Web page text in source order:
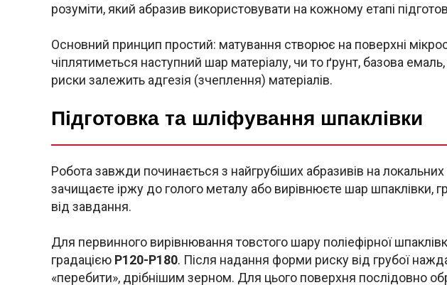
розуміти, який абразив використовувати на кожному етапі
Основний принцип простий: матування створює на поверхні
чіплятиметься наступний шар матеріалу, чи то ґрунт, базова емаль,
риски залежить адгезія (зчеплення) матеріалів.
Підготовка та шліфування шпаклівки
Робота завжди починається з найгрубіших абразивів на
зачищаєте іржу до голого металу або вирівнюєте шар шпаклівки,
від завдання.
Для первинного вирівнювання товстого шару поліефірної
градацією P120-P180. Після надання форми риску від грубої
«перебити», дрібнішим зерном. Для цього поверхня послідовно